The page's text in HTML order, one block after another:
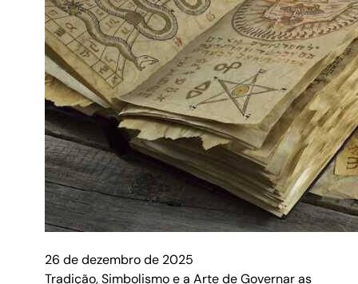
26 de dezembro de 2025
Tradição, Simbolismo e a Arte de Governar as